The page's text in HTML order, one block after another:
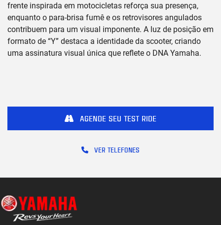
frente inspirada em motocicletas reforça sua presença,
enquanto o para-brisa fumê e os retrovisores angulados
contribuem para um visual imponente. A luz de posição em
formato de “Y” destaca a identidade da scooter, criando
uma assinatura visual única que reflete o DNA Yamaha.
VER TELEFONES
AGENDE SEU TEST RIDE